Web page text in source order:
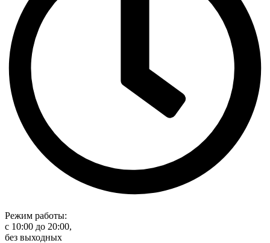
Режим работы:
с 10:00 до 20:00,
без выходных